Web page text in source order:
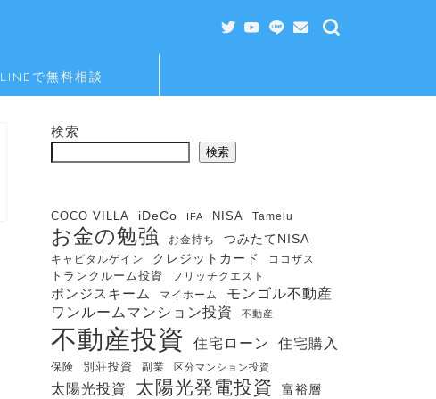
LINEで無料相談
検索
検索
COCO VILLA iDeCo IFA NISA Tamelu
お金の勉強 お金持ち つみたてNISA
キャピタルゲイン クレジットカード
ココザス
トランクルーム投資
フリッチクエスト
ポンジスキーム マイホーム モンゴル不動産
ワンルームマンション投資 不動産
不動産投資 住宅ローン 住宅購入
保険 別荘投資 副業 区分マンション投資
太陽光投資 太陽光発電投資 富裕層